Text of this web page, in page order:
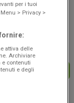
per i tuoi
> Privacy >
attiva delle
Archiviare
contenuti
e degli